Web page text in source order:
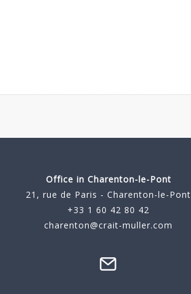
Office in Charenton-le-Pont
21, rue de Paris - Charenton-le-Pont
+33 1 60 42 80 42
charenton@crait-muller.com